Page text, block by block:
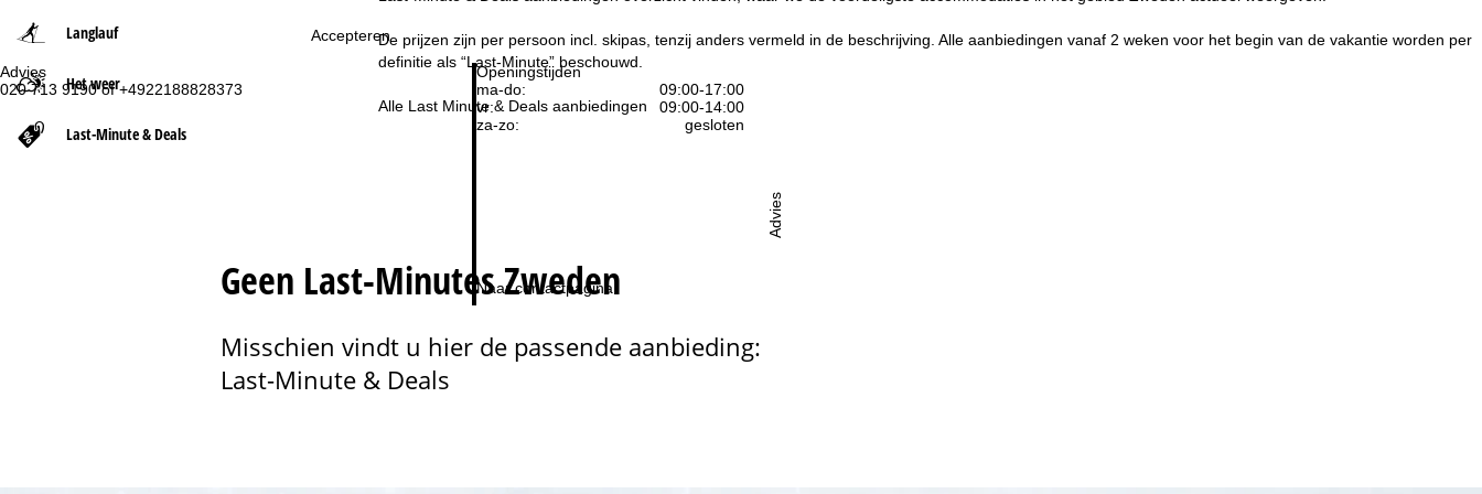
Accepteren
Advies
020 713 9190 of +4922188828373
Openingstijden
ma-do:
09:00-17:00
vr:
09:00-14:00
za-zo:
gesloten
Naar contactpagina
Advies
Langlauf
Het weer
Last-Minute & Deals
t
n
De prijzen zijn per persoon incl. skipas, tenzij anders vermeld in de beschrijving. Alle aanbiedingen vanaf 2 weken voor het begin van de vakantie worden per
definitie als “Last-Minute” beschouwd.
Alle Last Minute & Deals aanbiedingen
Geen Last-Minutes Zweden
Misschien vindt u hier de passende aanbieding:
Last-Minute & Deals